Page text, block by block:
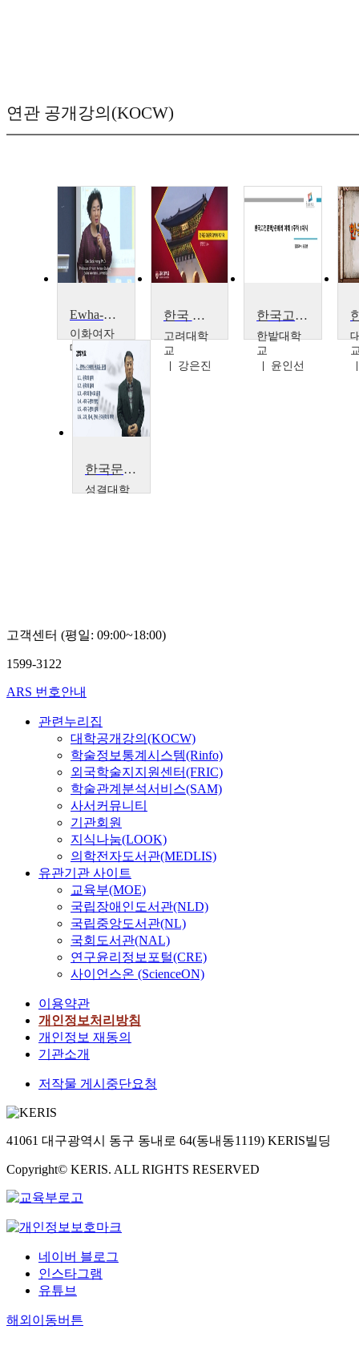
연관 공개강의(KOCW)
Ewha-HCAP Special Lecture : Stories on People from North Korea ewhauniv
이화여자
대학교
김석향
한국 근대문학과 역사적 기억
고려대학
교
강은진
한국고전문학/문화의 이해
한밭대학
교
윤인선
한국문학사
성결대학
고객센터 (평일: 09:00~18:00)
1599-3122
ARS 번호안내
관련누리집
대학공개강의(KOCW)
학술정보통계시스템(Rinfo)
외국학술지지원센터(FRIC)
학술관계분석서비스(SAM)
사서커뮤니티
기관회원
지식나눔(LOOK)
의학전자도서관(MEDLIS)
유관기관 사이트
교육부(MOE)
국립장애인도서관(NLD)
국립중앙도서관(NL)
국회도서관(NAL)
연구윤리정보포털(CRE)
사이언스온 (ScienceON)
이용약관
개인정보처리방침
개인정보 재동의
기관소개
저작물 게시중단요청
41061 대구광역시 동구 동내로 64(동내동1119) KERIS빌딩
Copyright© KERIS. ALL RIGHTS RESERVED
네이버 블로그
인스타그램
유튜브
해외이동버튼